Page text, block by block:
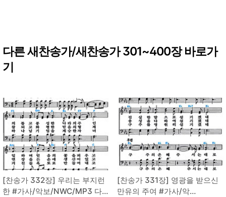
다른 새찬송가/새찬송가 301~400장 바로가
기
[찬송가 332장] 우리는 부지런
한 #가사/악보/NWC/MP3 다
[찬송가 331장] 영광을 받으신
만유의 주여 #가사/악